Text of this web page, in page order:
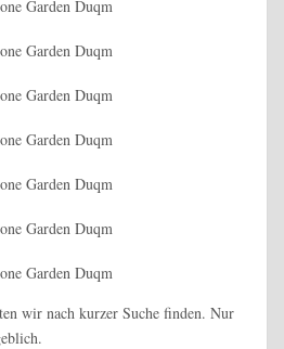
wir nach kurzer Suche finden. Nur